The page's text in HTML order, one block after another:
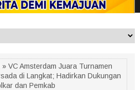
» VC Amsterdam Juara Turnamen
di Langkat; Hadirkan Dukungan
dan Pemkab